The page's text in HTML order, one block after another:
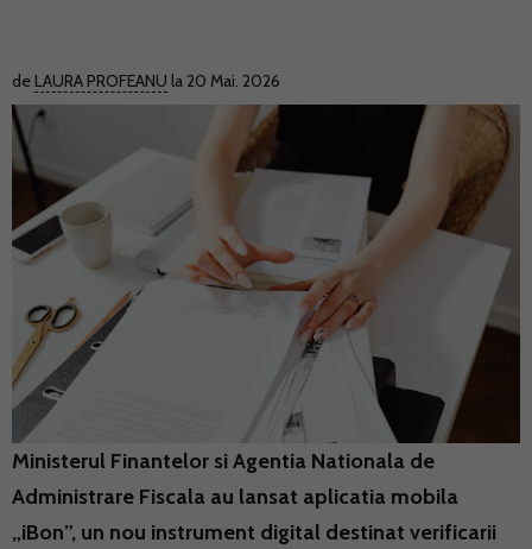
de LAURA PROFEANU la 20 Mai. 2026
Ministerul Finantelor si Agentia Nationala de
Administrare Fiscala au lansat aplicatia mobila
„iBon”, un nou instrument digital destinat verificarii